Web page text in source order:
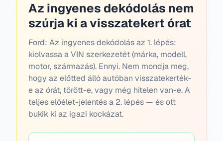
Az ingyenes dekódolás nem
szúrja ki a visszatekert órat
Ford: Az ingyenes dekódolás az 1. lépés:
kiolvassa a VIN szerkezetét (márka, modell,
motor, származás). Ennyi. Nem mondja meg,
hogy az előtted álló autóban visszatekerték-
e az órát, törött-e, vagy még hitelen van-e. A
teljes előélet-jelentés a 2. lépés — és ott
bukik ki az igazi kockázat.